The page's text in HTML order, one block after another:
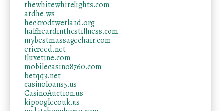
thewhitewhitelights.com
atdhe.ws
heckrodtwetland.org
halfheardinthestillness.com
mybestmassagechair.com
ericreed.net
fluxetine.com
mobilecasino8760.com
betqq3.net
casinoloans5.us
CasinoAuction.us
kipooglecouk.us